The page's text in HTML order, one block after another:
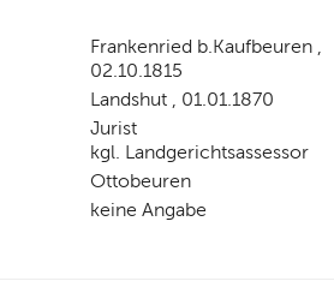
Frankenried b.Kaufbeuren ,
02.10.1815
Landshut , 01.01.1870
Jurist
kgl. Landgerichtsassessor
Ottobeuren
keine Angabe